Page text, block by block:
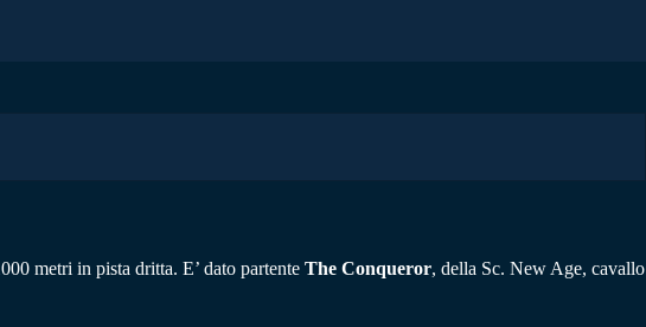
metri in pista dritta. E’ dato partente The Conqueror, della Sc. New Age, cavallo